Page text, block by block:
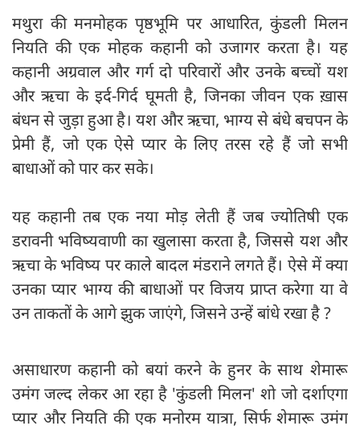
मथुरा की मनमोहक पृष्ठभूमि पर आधारित, कुंडली मिलन
नियति की एक मोहक कहानी को उजागर करता है। यह
कहानी अग्रवाल और गर्ग दो परिवारों और उनके बच्चों यश
और ऋचा के इर्द-गिर्द घूमती है, जिनका जीवन एक ख़ास
बंधन से जुड़ा हुआ है। यश और ऋचा, भाग्य से बंधे बचपन के
प्रेमी हैं, जो एक ऐसे प्यार के लिए तरस रहे हैं जो सभी
बाधाओं को पार कर सके।
यह कहानी तब एक नया मोड़ लेती हैं जब ज्योतिषी एक
डरावनी भविष्यवाणी का खुलासा करता है, जिससे यश और
ऋचा के भविष्य पर काले बादल मंडराने लगते हैं। ऐसे में क्या
उनका प्यार भाग्य की बाधाओं पर विजय प्राप्त करेगा या वे
उन ताकतों के आगे झुक जाएंगे, जिसने उन्हें बांधे रखा है ?
असाधारण कहानी को बयां करने के हुनर के साथ शेमारू
उमंग जल्द लेकर आ रहा है 'कुंडली मिलन' शो जो दर्शाएगा
प्यार और नियति की एक मनोरम यात्रा, सिर्फ शेमारू उमंग